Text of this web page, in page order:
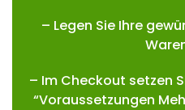
– Legen Sie Ihre
– Im Checkout setzen
“Voraussetzungen